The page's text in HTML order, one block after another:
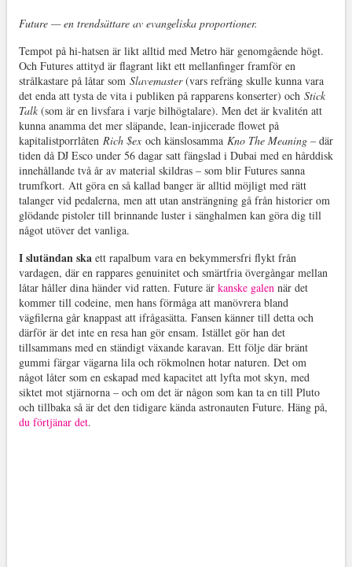
Future — en trendsättare av evangeliska proportioner.
Tempot på hi-hatsen är likt alltid med Metro här genomgående högt.
Och Futures attityd är flagrant likt ett mellanfinger framför en
strålkastare på låtar som Slavemaster(vars refräng skulle kunna vara
det enda att tysta de vita i publiken på rapparens konserter) och Stick
Talk(som är en livsfara i varje bilhögtalare). Men det är kvalitén att
kunna anamma det mer släpande, lean-injicerade flowet på
kapitalistporrlåten Rich $exoch känslosamma Kno The Meaning– där
tiden då DJ Esco under 56 dagar satt fängslad i Dubai med en hårddisk
innehållande två år av material skildras – som blir Futures sanna
trumfkort. Att göra en så kallad banger är alltid möjligt med rätt
talanger vid pedalerna, men att utan ansträngning gå från historier om
glödande pistoler till brinnande luster i sänghalmen kan göra dig till
något utöver det vanliga.
I slutändan ska ett rapalbum vara en bekymmersfri flykt från
vardagen, där en rappares genuinitet och smärtfria övergångar mellan
låtar håller dina händer vid ratten. Future är kanske galen när det
kommer till codeine, men hans förmåga att manövrera bland
vägfilerna går knappast att ifrågasätta. Fansen känner till detta och
därför är det inte en resa han gör ensam. Istället gör han det
tillsammans med en ständigt växande karavan. Ett följe där bränt
gummi färgar vägarna lila och rökmolnen hotar naturen. Det om
något låter som en eskapad med kapacitet att lyfta mot skyn, med
siktet mot stjärnorna – och om det är någon som kan ta en till Pluto
och tillbaka så är det den tidigare kända astronauten Future. Häng på,
du förtjänar det.